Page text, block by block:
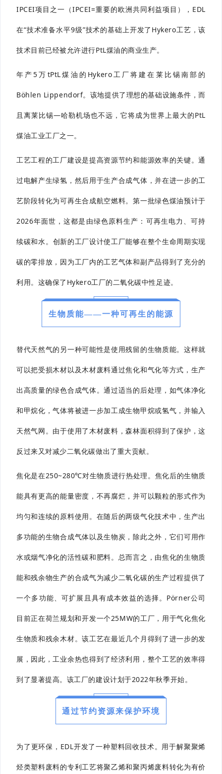
IPCEI项目之一（IPCEI=重要的欧洲共同利益项目），EDL
在“技术准备水平9级”技术的基础上开发了Hykero工艺，该
技术目前已经被允许进行PtL煤油的商业生产。
年产5万tPtL煤油的Hykero工厂将建在莱比锡南部的
Böhlen Lippendorf。该地提供了理想的基础设施条件，而
且离莱比锡—哈勒机场也不远，它将成为世界上最大的PtL
煤油工业工厂之一。
工艺工程的工厂建设是提高资源节约和能源效率的关键。通
过电解产生绿氢，然后用于生产合成气体，并在进一步的工
艺阶段转化为可再生合成航空燃料。第一批绿色煤油预计于
2026年面世，这都是由绿色原料生产： 可再生电力、可持
续碳和水。 创新的工厂设计使工厂能够在整个生命周期实现
碳的零排放，因为工厂内的工艺气体和副产品得到了充分的
利用。 这确保了Hykero工厂的二氧化碳中性足迹。
生物质能——一种可再生的能源
替代天然气的另一种可能性是使用残留的生物质能。这样就
可以把受损木材以及木材废料通过焦化和气化等方式，生产
出高质量的绿色合成气体。通过适当的后处理，如气体净化
和甲烷化，气体将被进一步加工成生物甲烷或氢气，并输入
天然气网。由于使用了木材废料，森林面积得到了保护，这
反过来又对减少二氧化碳做出了重大贡献。
焦化是在250~280℃对生物质进行热处理。焦化后的生物质
能具有更高的能量密度，不再腐烂，并可以颗粒的形式作为
均匀和连续的原料使用。在随后的两级气化技术中，生产出
多功能的生物合成气体以及生物炭，除此之外，它们可用作
水或烟气净化的活性碳和肥料。总而言之，由焦化的生物质
能和残余物生产的合成气为减少二氧化碳的生产过程提供了
一个多功能、可扩展且具有成本效益的选择。Pörner公司
目前正在荷兰规划和开发一个25MW的工厂，用于气化焦化
生物质和残余木材。该工艺在最近几个月得到了进一步的发
展，因此，工业余热也得到了经济利用，整个工艺的效率得
到了显著提高。该工厂的建设计划于2022年秋季开始。
通过节约资源来保护环境
为了更环保，EDL开发了一种塑料回收技术。用于解聚聚烯
烃类塑料废料的专利工艺将聚乙烯和聚丙烯废料转化为有价